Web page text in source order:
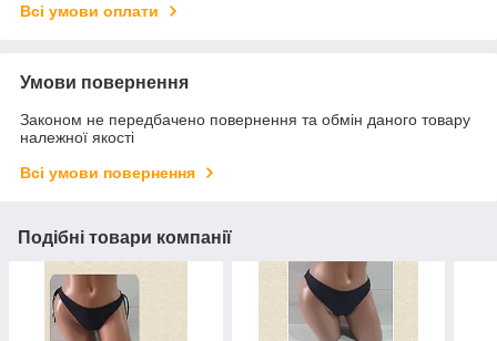
Всі умови оплати
Умови повернення
Законом не передбачено повернення та обмін даного товару
належної якості
Всі умови повернення
Подібні товари компанії